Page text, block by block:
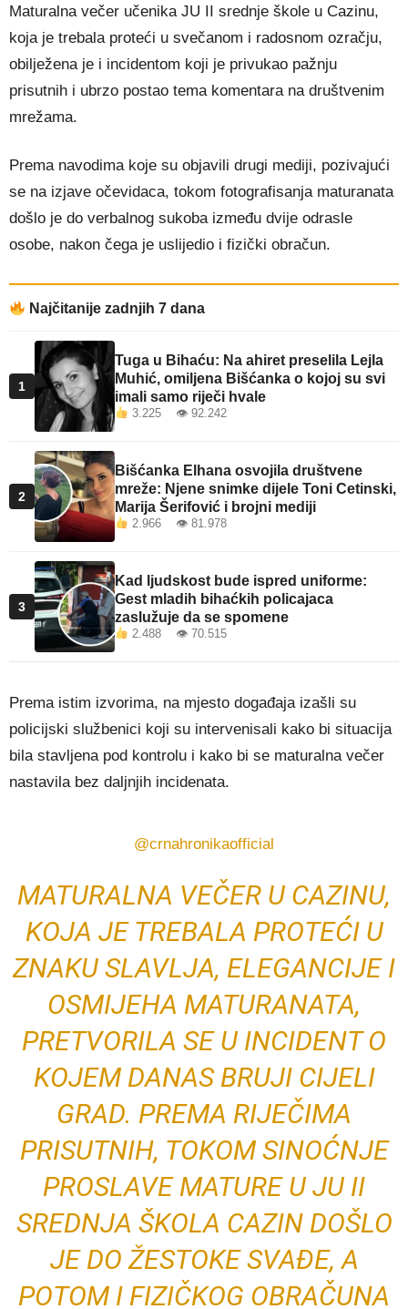
Maturalna večer učenika JU II srednje škole u Cazinu,
koja je trebala proteći u svečanom i radosnom ozračju,
obilježena je i incidentom koji je privukao pažnju
prisutnih i ubrzo postao tema komentara na društvenim
mrežama.
Prema navodima koje su objavili drugi mediji, pozivajući
se na izjave očevidaca, tokom fotografisanja maturanata
došlo je do verbalnog sukoba između dvije odrasle
osobe, nakon čega je uslijedio i fizički obračun.
Najčitanije zadnjih 7 dana
1
Tuga u Bihaću: Na ahiret preselila Lejla
Muhić, omiljena Bišćanka o kojoj su svi
imali samo riječi hvale
3.225 👁 92.242
2
Bišćanka Elhana osvojila društvene
mreže: Njene snimke dijele Toni Cetinski,
Marija Šerifović i brojni mediji
2.966 👁 81.978
3
Kad ljudskost bude ispred uniforme:
Gest mladih bihaćkih policajaca
zaslužuje da se spomene
2.488 👁 70.515
Prema istim izvorima, na mjesto događaja izašli su
policijski službenici koji su intervenisali kako bi situacija
bila stavljena pod kontrolu i kako bi se maturalna večer
nastavila bez daljnjih incidenata.
@crnahronikaofficial
MATURALNA VEČER U CAZINU,
KOJA JE TREBALA PROTEĆI U
ZNAKU SLAVLJA, ELEGANCIJE I
OSMIJEHA MATURANATA,
PRETVORILA SE U INCIDENT O
KOJEM DANAS BRUJI CIJELI
GRAD. PREMA RIJEČIMA
PRISUTNIH, TOKOM SINOĆNJE
PROSLAVE MATURE U JU II
SREDNJA ŠKOLA CAZIN DOŠLO
JE DO ŽESTOKE SVAĐE, A
POTOM I FIZIČKOG OBRAČUNA